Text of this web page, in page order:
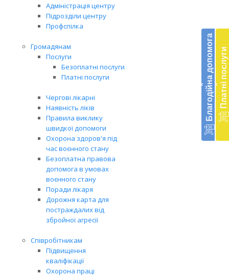
Адміністрація центру
Підрозділи центру
Профспілка
Громадянам
Послуги
Безоплатні послуги
Платні послуги
Чергові лікарні
Наявність ліків
Правила виклику
швидкої допомоги
Охорона здоров'я під
час воєнного стану
Безоплатна правова
допомога в умовах
воєнного стану
Поради лікаря
Дорожня карта для
постраждалих від
збройної агресії
Співробітникам
Підвищення
кваліфікації
Охорона праці
‹ Благодійна допомога ‹ Платні послуги